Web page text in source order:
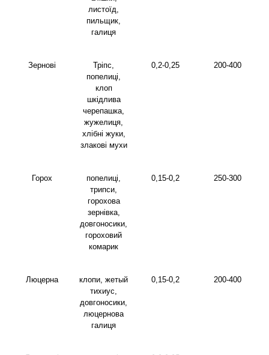
листоїд,
пильщик,
галиця
Зернові
Тріпс,
попелиці,
клоп
шкідлива
черепашка,
жужелиця,
хлібні жуки,
злакові мухи
0,2-0,25 200-400
Горох
попелиці,
трипси,
горохова
зернівка,
довгоносики,
гороховий
комарик
0,15-0,2 250-300
Люцерна
клопи, жетый
тихиус,
довгоносики,
люцернова
галиця
0,15-0,2 200-400